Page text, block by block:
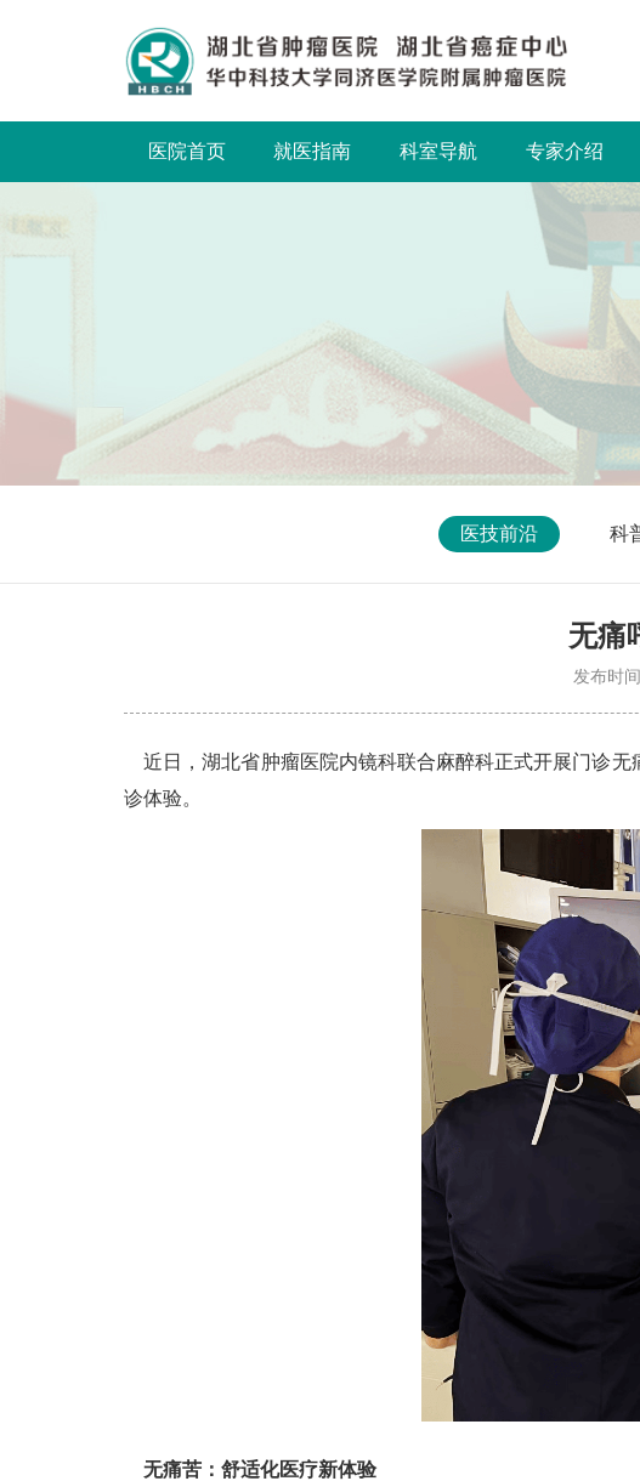
医院首页 就医指南 科室导航 专家介绍
医技前沿 科
无痛
发布时
近日，湖北省肿瘤医院内镜科联合麻醉科正式开展门诊
诊体验。
无痛苦：舒适化医疗新体验